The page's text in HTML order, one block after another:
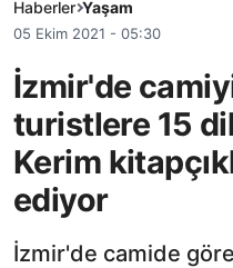
Haberler Yaşam
05 Ekim 2021 - 05:30
İzmir'de
turistlere 15
Kerim
ediyor
İzmir'de camide